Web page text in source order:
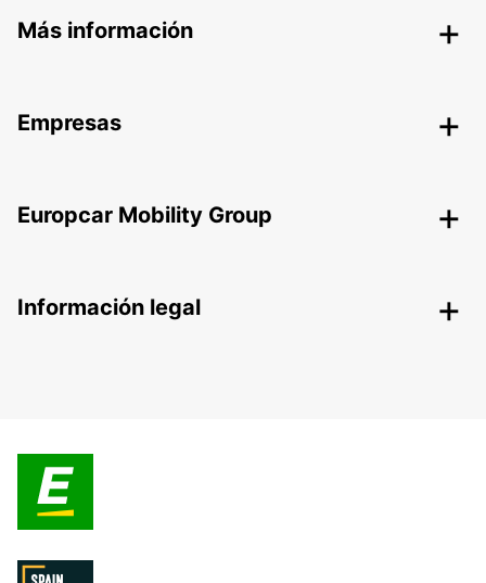
Más información
Empresas
Europcar Mobility Group
Información legal